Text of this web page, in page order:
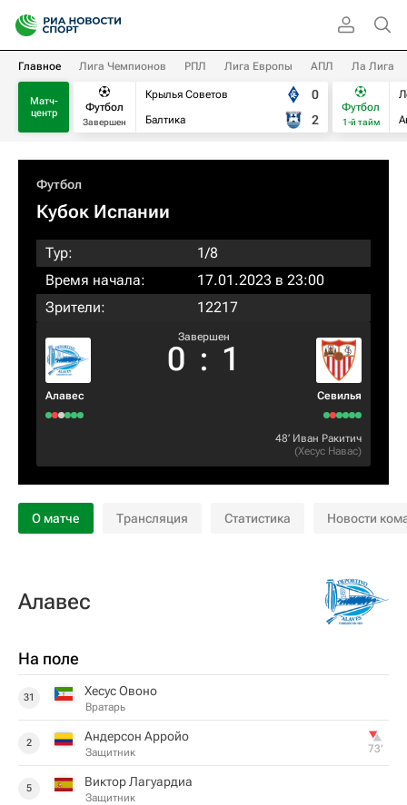
Главное Лига Чемпионов РПЛ Лига Европы АПЛ Ла Лига
Матч-
центр
Футбол
Завершен
Крылья Советов
Балтика
0
2
Футбол
1-й тайм
Футбол
Кубок Испании
Тур:
1/8
Время начала:
17.01.2023 в 23:00
Зрители:
12217
Алавес
Завершен
0 : 1
Севилья
48‎’‎ Иван Ракитич
(Хесус Навас)
О матче Трансляция Статистика Новости
Алавес
На поле
31 Хесус Овоно
Вратарь
2 Андерсон Арройо
Защитник 73‎’‎
5 Виктор Лагуардиа
Защитник